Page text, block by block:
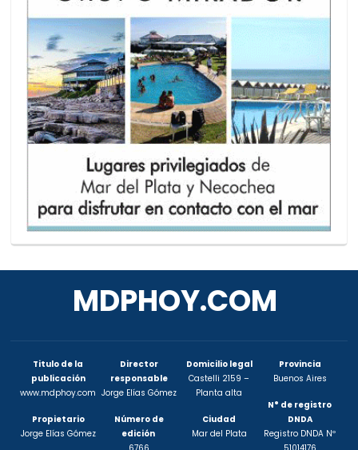
MDPHOY.COM
Titulo de la
publicación
www.mdphoy.com
Propietario
Jorge Elías Gómez
Director
responsable
Jorge Elías Gómez
Número de
edición
Domicilio legal
Castelli 2159 –
Planta alta
Ciudad
Mar del Plata
Provincia
Buenos Aires
N° de registro
DNDA
Registro DNDA Nº